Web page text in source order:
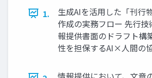
1.
生成AIを活用した「刊行
作成の実務フロー 先行技
報提供書面のドラフト構
性を担保するAI×人間の